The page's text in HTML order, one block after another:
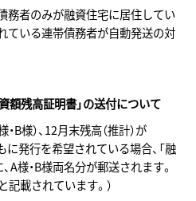
務者のみが融資住宅に居住してい
ている連帯債務者が自動発送の対
額残高証明書」の送付について
B様）、12月末残高（推計）が
に発行を希望されている場合、「融
A様・B様両名分が郵送されます。
記載されています。）